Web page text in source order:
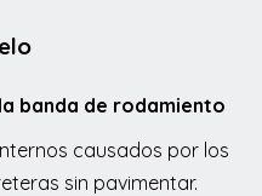
banda de rodamiento
causados por los
sin pavimentar.